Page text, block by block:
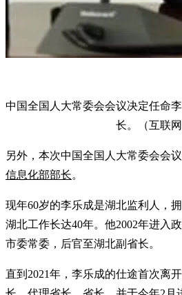
中国全国人大常委会会议决定任命
长。（互联网
另外，本次中国全国人大常委会会
信息化部部长。
现年60岁的李乐成是湖北监利人，
湖北工作长达40年。他2002年进入
市委常委，后官至湖北副省长。
直到2021年，李乐成的仕途首次离